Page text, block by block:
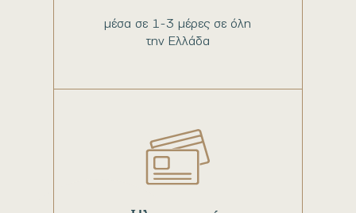
μέσα σε 1-3 μέρες σε όλη
την Ελλάδα